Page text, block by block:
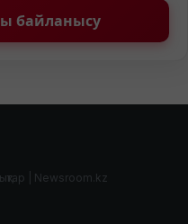
байланысу
| Newsroom.kz